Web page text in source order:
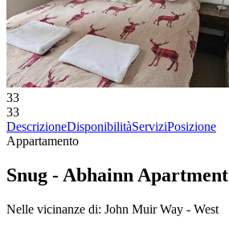
33
33
DescrizioneDisponibilitàServiziPosizione
Appartamento
Snug - Abhainn Apartment
Nelle vicinanze di: John Muir Way - West